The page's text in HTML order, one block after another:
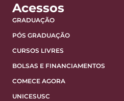
Acessos
GRADUAÇÃO
PÓS GRADUAÇÃO
CURSOS LIVRES
BOLSAS E FINANCIAMENTOS
COMECE AGORA
UNICESUSC